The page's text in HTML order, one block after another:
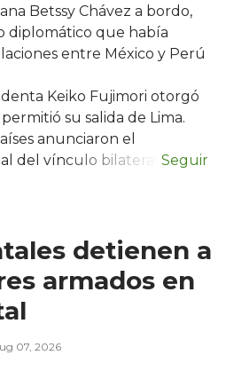
Betssy Chávez a bordo,
diplomático que había
entre México y Perú
Keiko Fujimori otorgó
su salida de Lima.
anunciaron el
del vínculo bilateral.
detienen a
armados en
07, 2026